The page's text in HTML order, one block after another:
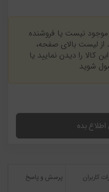
موجود نیست یا فروشنده
از لیست بالای صفحه،
کالا را دیدن نمایید یا
شوید
بده
کاربران پرسش و پاسخ